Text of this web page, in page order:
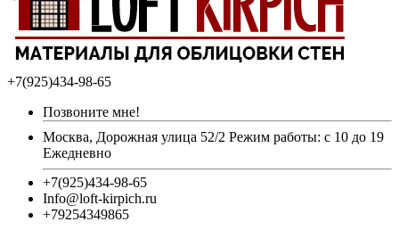
+7(925)434-98-65
Позвоните мне!
Москва, Дорожная улица 52/2 Режим работы: с 10 до 19
Ежедневно
+7(925)434-98-65
Info@loft-kirpich.ru
+79254349865